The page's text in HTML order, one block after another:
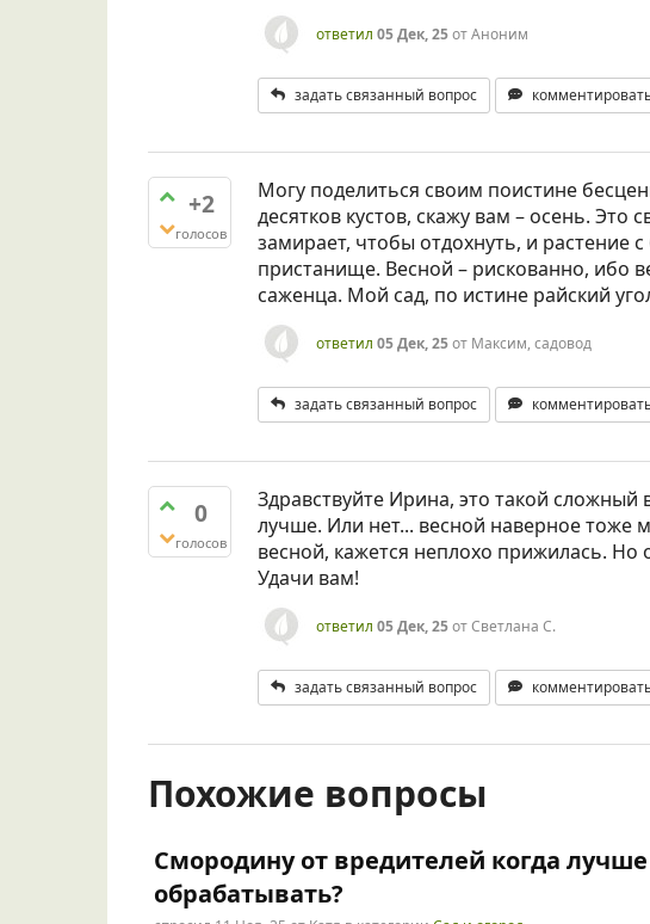
ответил 05 Дек, 25отАноним
задать связанный вопрос
+2
голосов
Могу поделиться своим поистине
десятков кустов, скажу вам – осень.
замирает, чтобы отдохнуть, и растение
пристанище. Весной – рискованно, ибо
саженца. Мой сад, по истине райский
ответил 05 Дек, 25от Максим, садовод
задать связанный вопрос
0
голосов
Здравствуйте Ирина, это такой
лучше. Или нет... весной наверное тоже
весной, кажется неплохо прижилась. Но
Удачи вам!
ответил 05 Дек, 25отСветлана С.
задать связанный вопрос
Похожие вопросы
Смородину от вредителей когда лучше
обрабатывать?